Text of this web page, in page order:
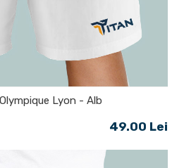
Lyon - Alb
49.00 Lei